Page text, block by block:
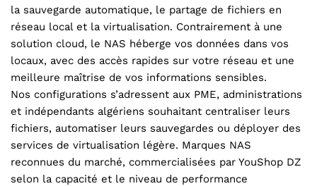
la sauvegarde automatique, le partage de fichiers en
réseau local et la virtualisation. Contrairement à une
solution cloud, le NAS héberge vos données dans vos
locaux, avec des accès rapides sur votre réseau et une
meilleure maîtrise de vos informations sensibles.
Nos configurations s’adressent aux PME, administrations
et indépendants algériens souhaitant centraliser leurs
fichiers, automatiser leurs sauvegardes ou déployer des
services de virtualisation légère. Marques NAS
reconnues du marché, commercialisées par YouShop DZ
selon la capacité et le niveau de performance